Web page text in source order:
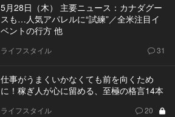
5月28日（木） 主要ニュース：カナダグー
スも…人気アパレルに“試練”／全米注目イ
ベントの行方 他
ライフスタイル 31
仕事がうまくいかなくても前を向くため
に！稼ぎ人が心に留める、至極の格言14本
ライフスタイル 20